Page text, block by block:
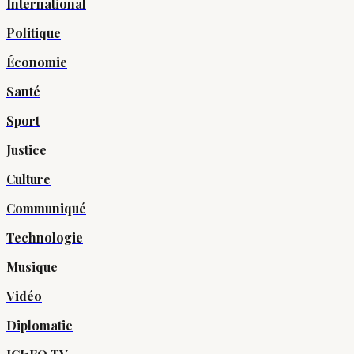
International
Politique
Économie
Santé
Sport
Justice
Culture
Communiqué
Technologie
Musique
Vidéo
Diplomatie